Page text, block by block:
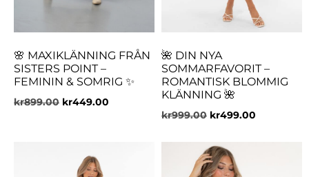
🌸 MAXIKLÄNNING FRÅN
SISTERS POINT –
FEMININ & SOMRIG ✨
kr899.00 kr449.00
🌺 DIN NYA
SOMMARFAVORIT –
ROMANTISK BLOMMIG
KLÄNNING 🌺
kr999.00 kr499.00